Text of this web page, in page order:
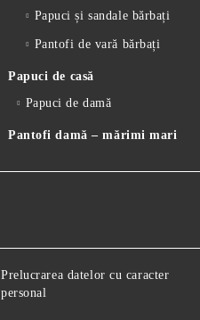
Papuci și sandale bărbați
Pantofi de vară bărbați
Papuci de casă
Papuci de damă
Pantofi damă – mărimi mari
Prelucrarea datelor cu caracter
personal